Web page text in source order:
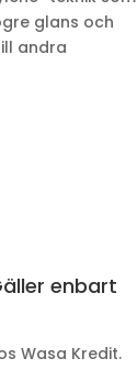
glans och
andra
enbart
Wasa Kredit.